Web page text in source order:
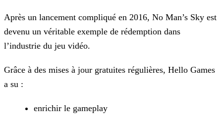
Après un lancement compliqué en 2016, No Man’s Sky est
devenu un véritable exemple de rédemption dans
l’industrie du jeu vidéo.
Grâce à des mises à jour gratuites régulières, Hello Games
a su :
enrichir le gameplay